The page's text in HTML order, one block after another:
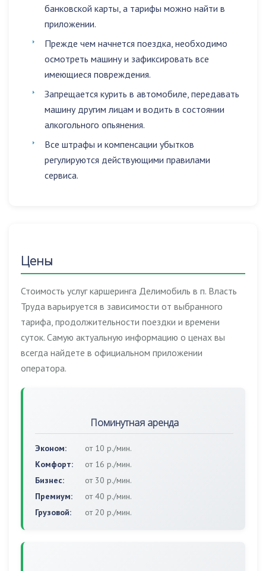
банковской карты, а тарифы можно найти в
приложении.
Прежде чем начнется поездка, необходимо
осмотреть машину и зафиксировать все
имеющиеся повреждения.
Запрещается курить в автомобиле, передавать
машину другим лицам и водить в состоянии
алкогольного опьянения.
Все штрафы и компенсации убытков
регулируются действующими правилами
сервиса.
Цены
Стоимость услуг каршеринга Делимобиль в п. Власть
Труда варьируется в зависимости от выбранного
тарифа, продолжительности поездки и времени
суток. Самую актуальную информацию о ценах вы
всегда найдете в официальном приложении
оператора.
Поминутная аренда
Эконом:
от 10 р./мин.
Комфорт:
от 16 р./мин.
Бизнес:
от 30 р./мин.
Премиум:
от 40 р./мин.
Грузовой:
от 20 р./мин.